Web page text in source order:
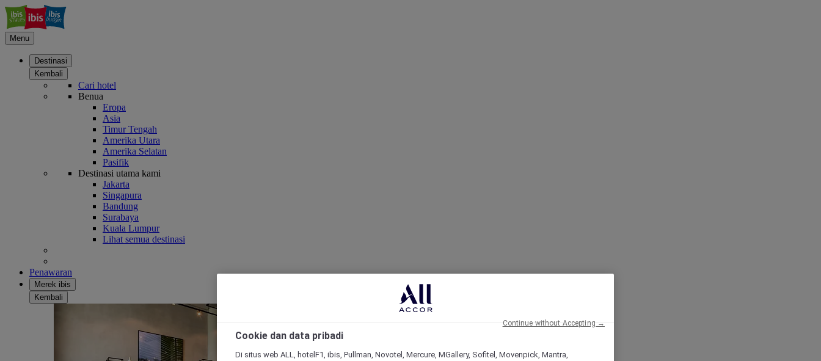
Menu
Destinasi
Kembali
Cari hotel
Benua
Eropa
Asia
Timur Tengah
Amerika Utara
Amerika Selatan
Pasifik
Destinasi utama kami
Jakarta
Singapura
Bandung
Surabaya
Kuala Lumpur
Lihat semua destinasi
Penawaran
Merek ibis
Kembali
Cookie dan data pribadi
Di situs web ALL, hotelF1, ibis, Pullman, Novotel, Mercure, MGallery, Sofitel, Movenpick, Mantra,
Continue without Accepting →